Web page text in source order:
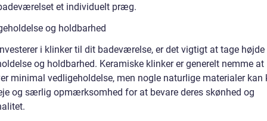
et individuelt præg.
og holdbarhed
i klinker til dit badeværelse, er det vigtigt at tage
og holdbarhed. Keramiske klinker er generelt nemme at
minimal vedligeholdelse, men nogle naturlige materialer kan
og særlig opmærksomhed for at bevare deres skønhed og